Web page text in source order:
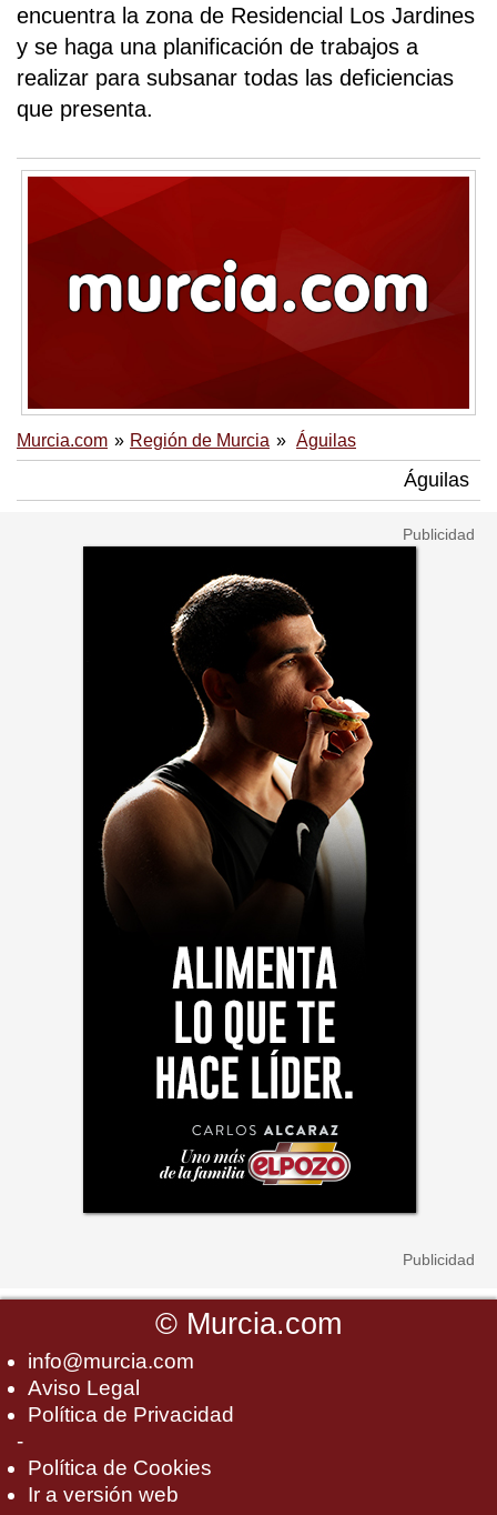
encuentra la zona de Residencial Los Jardines
y se haga una planificación de trabajos a
realizar para subsanar todas las deficiencias
que presenta.
Murcia.com Región de Murcia Águilas
Águilas
© Murcia.com
info@murcia.com
Aviso Legal
Política de Privacidad
-
Política de Cookies
Ir a versión web